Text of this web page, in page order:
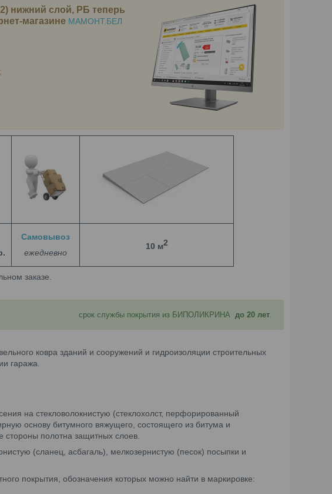
нижний слой, РБ теперь
магазине МАМОНТ.БЕЛ
Самовывоз
ежедневно
10 м2
заказе.
срок службы покрытия из БИПОЛИКРИНА до 20 лет.
ковра зданий и сооружений и гидроизоляции строительных
гаража.
на стекловолокнистую (стеклохолст, перфорированный
основу битумного вяжущего, состоящего из битума и
полотна защитных слоев.
(сланец, асбагаль), мелкозернистую (песок) посыпки и
покрытия, обозначения которых можно найти в маркировке: